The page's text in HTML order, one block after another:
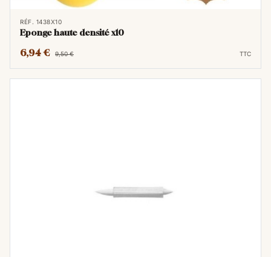
RÉF. 1438X10
Eponge haute densité x10
6,94 € 9,50 € TTC